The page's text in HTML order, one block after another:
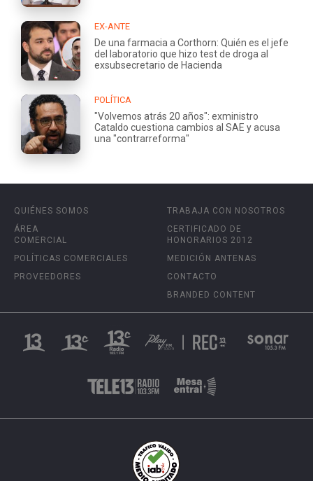
EX-ANTE
De una farmacia a Corthorn: Quién es el jefe
del laboratorio que hizo test de droga al
exsubsecretario de Hacienda
POLÍTICA
"Volvemos atrás 20 años": exministro
Cataldo cuestiona cambios al SAE y acusa
una "contrarreforma"
QUIÉNES SOMOS
ÁREA
COMERCIAL
POLÍTICAS COMERCIALES
PROVEEDORES
TRABAJA CON NOSOTROS
CERTIFICADO DE
HONORARIOS 2012
MEDICIÓN ANTENAS
CONTACTO
BRANDED CONTENT